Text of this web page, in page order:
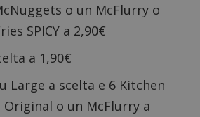
o un McFlurry o
SPICY a 2,90€
a 1,90€
Large a scelta e 6 Kitchen
Original o un McFlurry a